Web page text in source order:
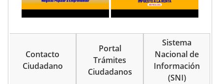
Contacto
Ciudadano
Portal
Trámites
Ciudadanos
Sistema
Nacional de
Información
(SNI)